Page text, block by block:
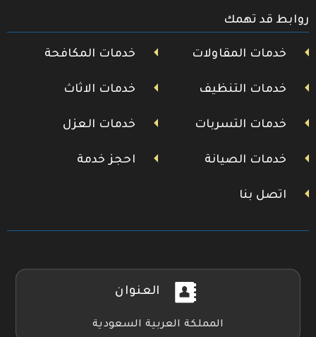
جوجل
بلاي
روابط قد تهمك
خدمات المقاولات خدمات المكافحة
خدمات التنظيف خدمات الاثاث
خدمات التسربات خدمات العزل
خدمات الصيانة احجز خدمة
اتصل بنا
العنوان
المملكة العربية السعودية